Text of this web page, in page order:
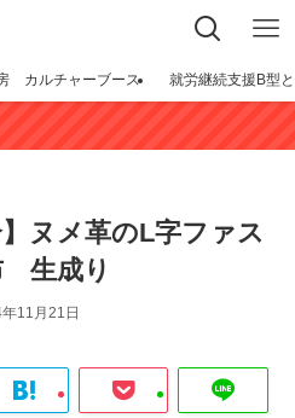
カルチャーブース 就労継続支援B型
】ヌメ革のL字ファス
生成り
11月21日